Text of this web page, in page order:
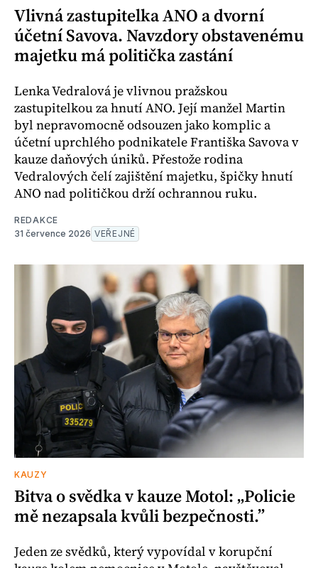
Vlivná zastupitelka ANO a dvorní
účetní Savova. Navzdory obstavenému
majetku má politička zastání
Lenka Vedralová je vlivnou pražskou
zastupitelkou za hnutí ANO. Její manžel Martin
byl nepravomocně odsouzen jako komplic a
účetní uprchlého podnikatele Františka Savova v
kauze daňových úniků. Přestože rodina
Vedralových čelí zajištění majetku, špičky hnutí
ANO nad političkou drží ochrannou ruku.
REDAKCE
31 července 2026 VEŘEJNÉ
KAUZY
Bitva o svědka v kauze Motol: „Policie
mě nezapsala kvůli bezpečnosti.”
Jeden ze svědků, který vypovídal v korupční